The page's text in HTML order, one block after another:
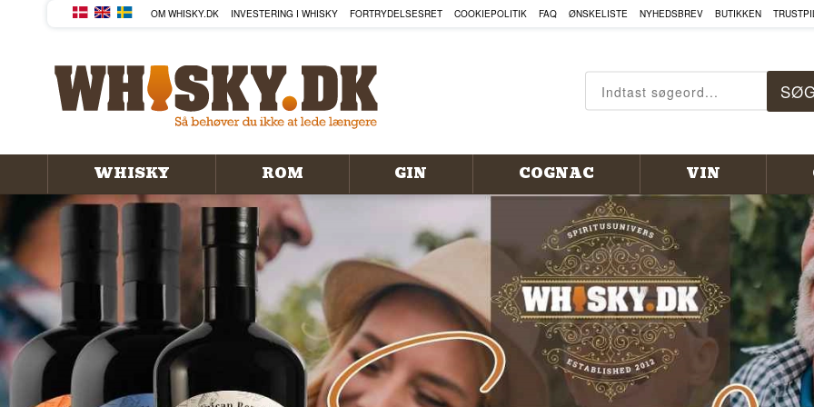
KØB DIN WHISKY, ROM, GIN, COGNAC OG MEGET MERE
OM WHISKY.DK INVESTERING I WHISKY FORTRYDELSESRET COOKIEPOLITIK FAQ ØNSKELISTE NYHEDSBREV BUTIKKEN
WHISKY ROM GIN COGNAC VIN